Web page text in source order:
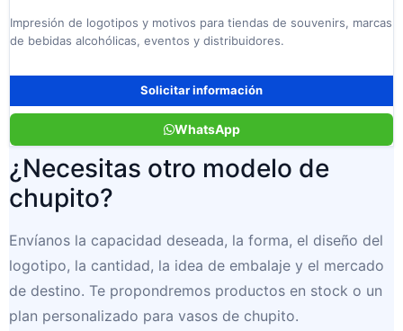
Impresión de logotipos y motivos para tiendas de souvenirs, marcas
de bebidas alcohólicas, eventos y distribuidores.
Solicitar información
WhatsApp
¿Necesitas otro modelo de
chupito?
Envíanos la capacidad deseada, la forma, el diseño del
logotipo, la cantidad, la idea de embalaje y el mercado
de destino. Te propondremos productos en stock o un
plan personalizado para vasos de chupito.